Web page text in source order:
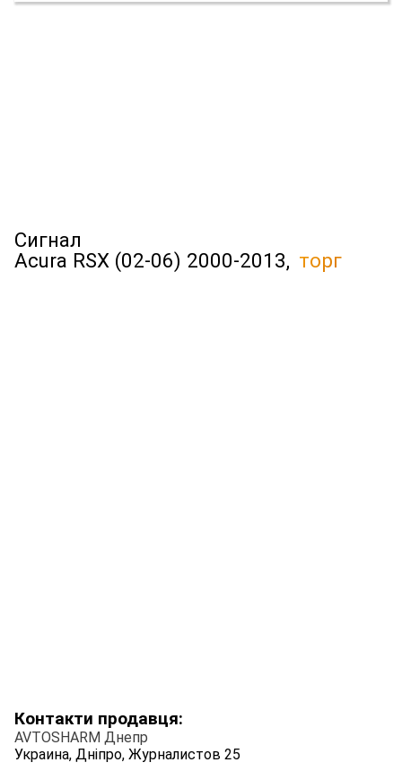
Сигнал
Acura RSX (02-06) 2000-2013, торг
Контакти продавця:
AVTOSHARM Днепр
Украина, Дніпро, Журналистов 25